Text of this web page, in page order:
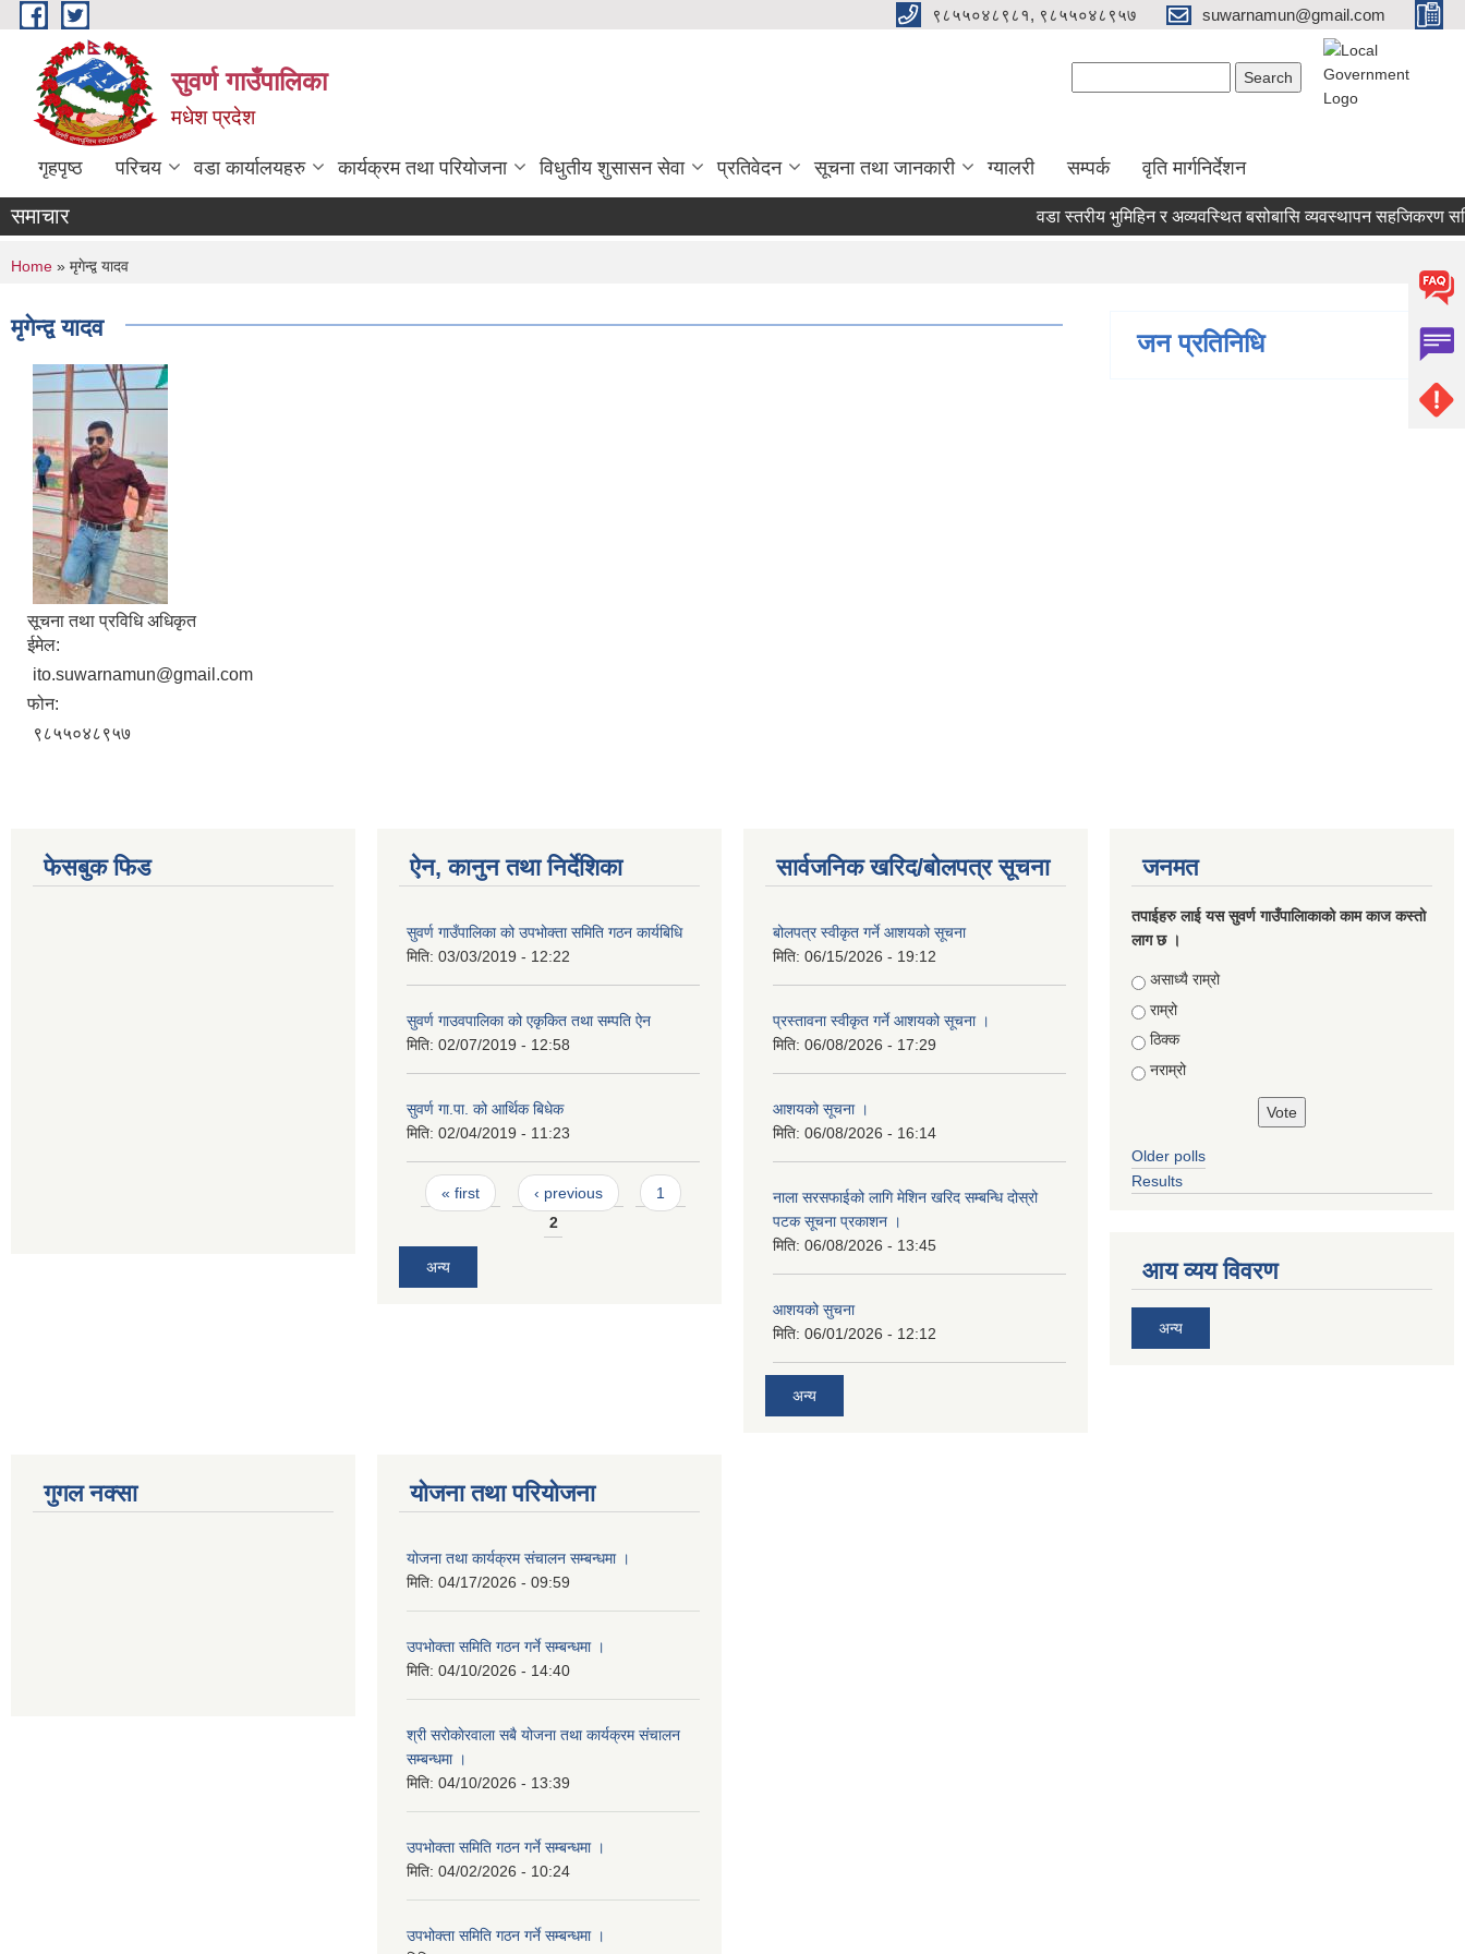
Skip to main content ९८५५०४८९८१, ९८५५०४८९५७ suwarnamun@gmail.com
सुवर्ण गाउँपालिका
मधेश प्रदेश
गृहपृष्ठ परिचय वडा कार्यालयहरु कार्यक्रम तथा परियोजना विधुतीय शुसासन सेवा प्रतिवेदन सूचना तथा जानकारी ग्यालरी सम्पर्क वृति मार्गनिर्देशन
समाचार वडा स्तरीय भुमिहिन र अव्यवस्थित बसोबासि व्यवस्थापन सहजिकरण
You are here
Home » मृगेन्द्व यादव
मृगेन्द्व यादव
सूचना तथा प्रविधि अधिकृत
ईमेल:
ito.suwarnamun@gmail.com
फोन:
९८५५०४८९५७
जन प्रतिनिधि
फेसबुक फिड ऐन, कानुन तथा निर्देशिका
सुवर्ण गाउँपालिका को उपभोक्ता समिति गठन कार्यबिधि
मिति: 03/03/2019 - 12:22
सुवर्ण गाउवपालिका को एकृकित तथा सम्पति ऐन
मिति: 02/07/2019 - 12:58
सुवर्ण गा.पा. को आर्थिक बिधेक
मिति: 02/04/2019 - 11:23
Pages
« first ‹ previous
1
2
अन्य
सार्वजनिक खरिद/बोलपत्र सूचना
बोलपत्र स्वीकृत गर्ने आशयको सूचना
मिति: 06/15/2026 - 19:12
प्रस्तावना स्वीकृत गर्ने आशयको सूचना ।
मिति: 06/08/2026 - 17:29
आशयको सूचना ।
मिति: 06/08/2026 - 16:14
नाला सरसफाईको लागि मेशिन खरिद सम्बन्धि दोस्रो
पटक सूचना प्रकाशन ।
मिति: 06/08/2026 - 13:45
आशयको सुचना
मिति: 06/01/2026 - 12:12
अन्य
जनमत
तपाईहरु लाई यस सुवर्ण गाउँपालिाकाको काम काज कस्तो
लाग छ ।
Choices
असाध्यै राम्रो
राम्रो
ठिक्क
नराम्रो
Older polls
Results
आय व्यय विवरण
अन्य
गुगल नक्सा योजना तथा परियोजना
योजना तथा कार्यक्रम संचालन सम्बन्धमा ।
मिति: 04/17/2026 - 09:59
उपभोक्ता समिति गठन गर्ने सम्बन्धमा ।
मिति: 04/10/2026 - 14:40
श्री सरोकाेरवाला सबै योजना तथा कार्यक्रम संचालन
सम्बन्धमा ।
मिति: 04/10/2026 - 13:39
उपभोक्ता समिति गठन गर्ने सम्बन्धमा ।
मिति: 04/02/2026 - 10:24
उपभोक्ता समिति गठन गर्ने सम्बन्धमा ।